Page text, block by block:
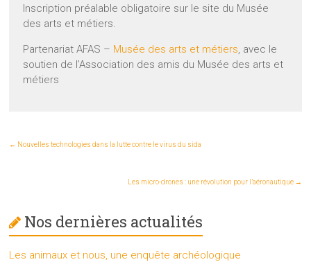
Inscription préalable obligatoire sur le site du Musée
des arts et métiers.
Partenariat AFAS – Musée des arts et métiers, avec le
soutien de l’Association des amis du Musée des arts et
métiers
← Nouvelles technologies dans la lutte contre le virus du sida
Les micro-drones : une révolution pour l’aéronautique →
Nos dernières actualités
Les animaux et nous, une enquête archéologique